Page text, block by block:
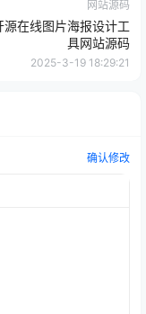
网站源码
源在线图片海报设计工
具网站源码
2025-3-19 18:29:21
确认修改